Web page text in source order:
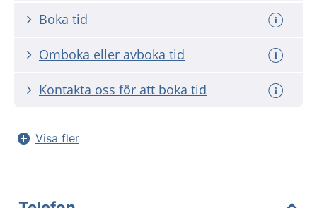
Boka tid
Omboka eller avboka tid
Kontakta oss för att boka tid
Visa fler